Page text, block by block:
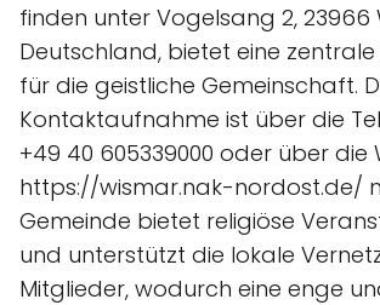
finden unter Vogelsang 2, 23966
Deutschland, bietet eine
für die geistliche Gemeinschaft.
Kontaktaufnahme ist über die
+49 40 605339000 oder über die
https://wismar.nak-nordost.de/
Gemeinde bietet religiöse
und unterstützt die lokale
Mitglieder, wodurch eine enge